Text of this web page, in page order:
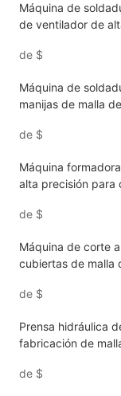
Máquina de
de ventilador de
multipunto
de $
Máquina de
manijas de malla
automatizada con
de $
Máquina
alta precisión para
automatizado
de $
Máquina de corte
cubiertas de malla
precisión con corte
de $
Prensa hidráulica
fabricación de
resistencia con
de $